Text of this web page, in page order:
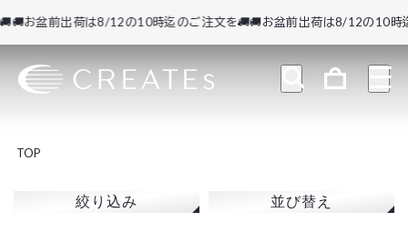
お盆前出荷は8/12の10時迄のご注文を🚚🚚お盆前出荷は8/12の10時迄
TOP
絞り込み 並び替え